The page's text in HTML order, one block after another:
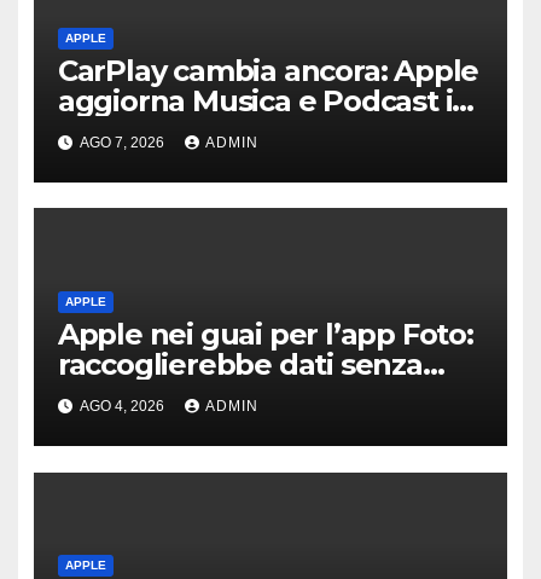
APPLE
CarPlay cambia ancora: Apple
aggiorna Musica e Podcast in
auto
AGO 7, 2026 ADMIN
APPLE
Apple nei guai per l’app Foto:
raccoglierebbe dati senza
consenso
AGO 4, 2026 ADMIN
APPLE